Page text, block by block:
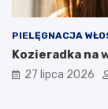
PIELĘGNACJA
Kozieradka na
27 lipca 2026